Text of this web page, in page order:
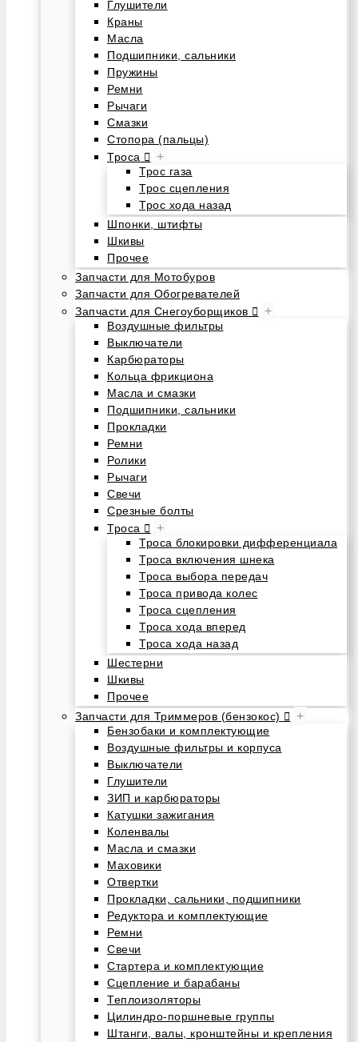
Глушители
Краны
Масла
Подшипники, сальники
Пружины
Ремни
Рычаги
Смазки
Стопора (пальцы)
Троса
+
Трос газа
Трос сцепления
Трос хода назад
Шпонки, штифты
Шкивы
Прочее
Запчасти для Мотобуров
Запчасти для Обогревателей
Запчасти для Снегоуборщиков
+
Воздушные фильтры
Выключатели
Карбюраторы
Кольца фрикциона
Масла и смазки
Подшипники, сальники
Прокладки
Ремни
Ролики
Рычаги
Свечи
Срезные болты
Троса
+
Троса блокировки дифференциала
Троса включения шнека
Троса выбора передач
Троса привода колес
Троса сцепления
Троса хода вперед
Троса хода назад
Шестерни
Шкивы
Прочее
Запчасти для Триммеров (бензокос)
+
Бензобаки и комплектующие
Воздушные фильтры и корпуса
Выключатели
Глушители
ЗИП и карбюраторы
Катушки зажигания
Коленвалы
Масла и смазки
Маховики
Отвертки
Прокладки, сальники, подшипники
Редуктора и комплектующие
Ремни
Свечи
Стартера и комплектующие
Сцепление и барабаны
Теплоизоляторы
Цилиндро-поршневые группы
Штанги, валы, кронштейны и крепления